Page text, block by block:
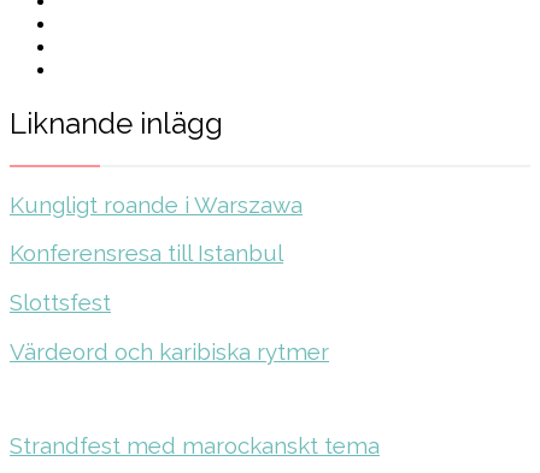
Liknande inlägg
Kungligt roande i Warszawa
Konferensresa till Istanbul
Slottsfest
Värdeord och karibiska rytmer
Strandfest med marockanskt tema